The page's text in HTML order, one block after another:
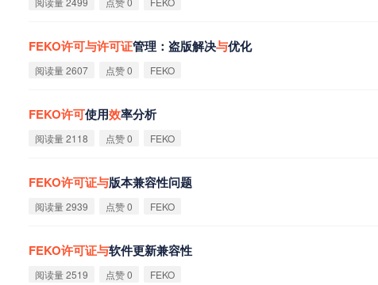
FEKO许可与许可证管理：盗版解决与优化
阅读量 2607 点赞 0 FEKO
FEKO许可使用效率分析
阅读量 2118 点赞 0 FEKO
FEKO许可证与版本兼容性问题
阅读量 2939 点赞 0 FEKO
FEKO许可证与软件更新兼容性
阅读量 2519 点赞 0 FEKO